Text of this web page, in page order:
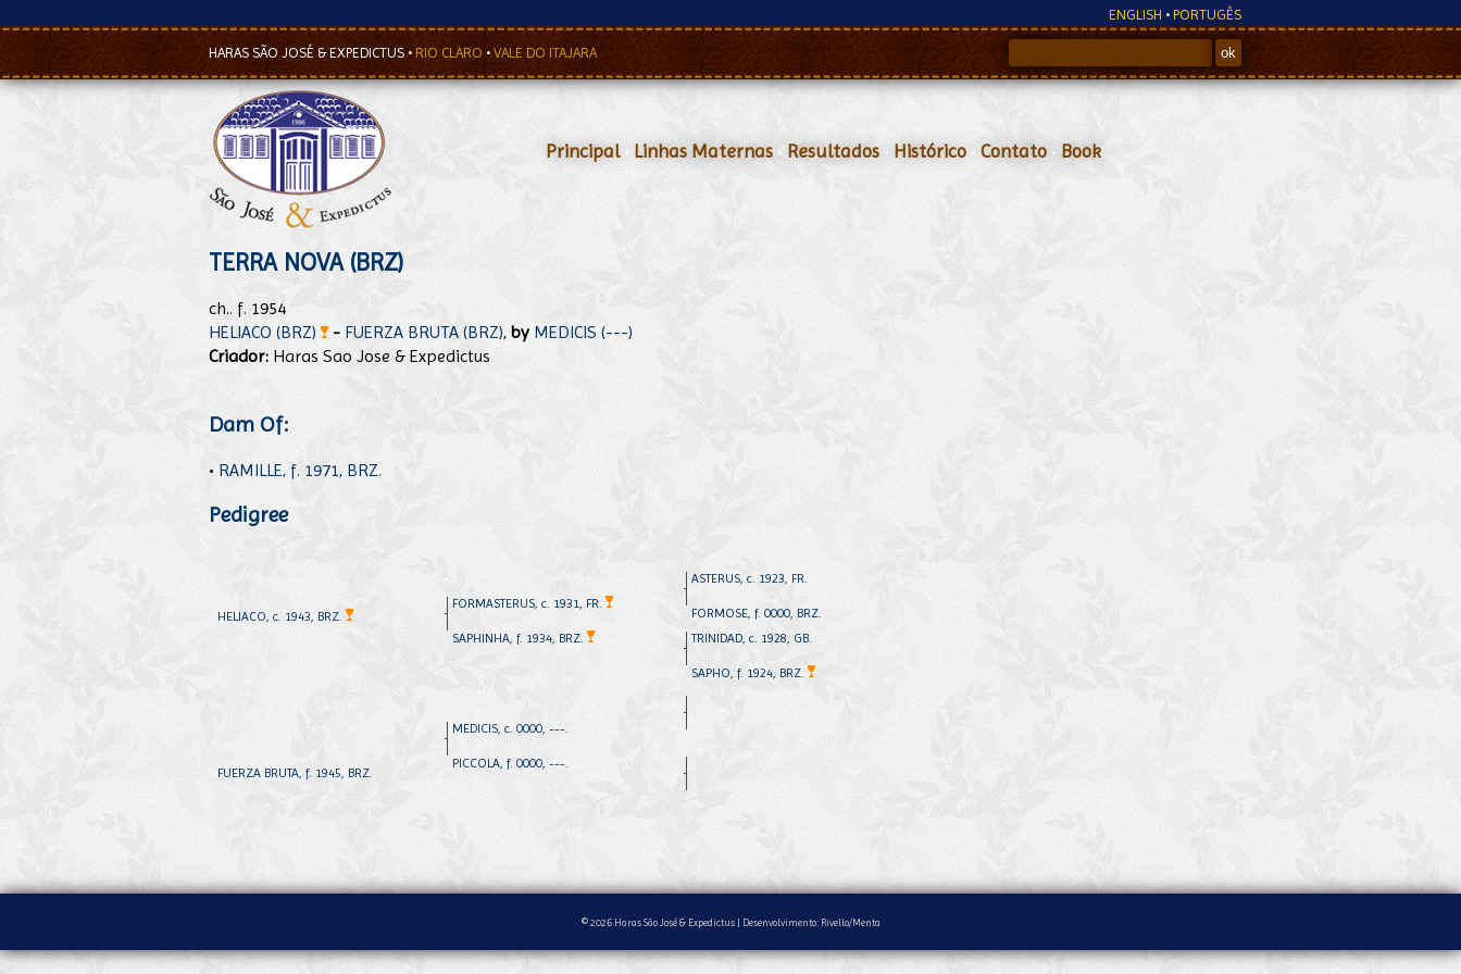
ENGLISH • PORTUGÊS
HARAS SÃO JOSÉ & EXPEDICTUS • RIO CLARO •VALE DO ITAJARA
Principal• Linhas Maternas • Resultados • Histórico • Contato • Book
TERRA NOVA (BRZ)
ch.. f. 1954
HELIACO (BRZ)
- FUERZA BRUTA (BRZ), by MEDICIS (---)
Criador: Haras Sao Jose & Expedictus
Dam Of:
• RAMILLE, f. 1971, BRZ.
Pedigree
HELIACO, c. 1943, BRZ.
FUERZA BRUTA, f. 1945, BRZ.
FORMASTERUS, c. 1931, FR.
SAPHINHA, f. 1934, BRZ.
MEDICIS, c. 0000, ---.
PICCOLA, f. 0000, ---.
ASTERUS, c. 1923, FR.
FORMOSE, f. 0000, BRZ.
TRINIDAD, c. 1928, GB.
SAPHO, f. 1924, BRZ.
© 2026 Haras São José & Expedictus | Desenvolvimento: Rivello/Menta